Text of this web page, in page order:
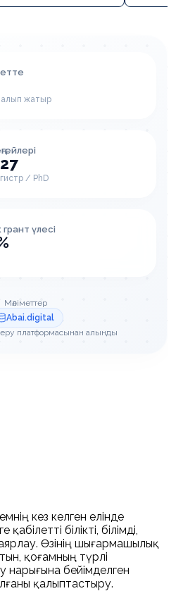
алып жатыр
27
/ PhD
үлесі
Мәліметтер
Abai.digital
платформасынан алынды
кез келген елінде
білікті, білімді,
Өзінің шығармашылық
қоғамның түрлі
нарығына бейімделген
қалыптастыру.